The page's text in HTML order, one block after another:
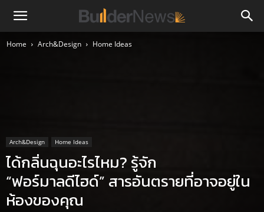
Home Arch&Design Home Ideas
Arch&Design Home Ideas
ได้กลิ่นฉุนอะไรไหม? รู้จัก
“ฟอร์มาลดีไฮด์” สารอันตรายที่อาจอยู่ใน
ห้องของคุณ